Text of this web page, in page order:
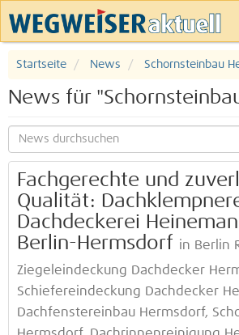
Startseite News Schornsteinbau
News für
Fachgerechte und
Qualität:
Dachdeckerei
Berlin-Hermsdorf in Berlin
Ziegeleindeckung Dachdecker
Schiefereindeckung Dachdecker
Dachfenstereinbau Hermsdorf,